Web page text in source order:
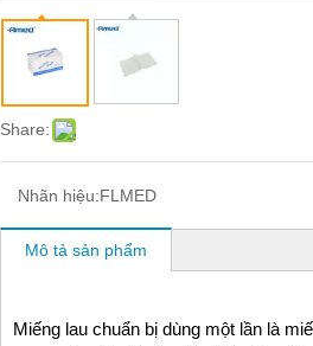
Share:
Nhãn hiệu:FLMED
Mô tả sản phẩm
Miếng lau chuẩn bị dùng một lần là